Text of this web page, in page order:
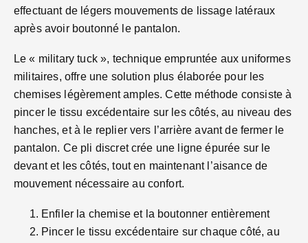
effectuant de légers mouvements de lissage latéraux
après avoir boutonné le pantalon.
Le « military tuck », technique empruntée aux uniformes
militaires, offre une solution plus élaborée pour les
chemises légèrement amples. Cette méthode consiste à
pincer le tissu excédentaire sur les côtés, au niveau des
hanches, et à le replier vers l’arrière avant de fermer le
pantalon. Ce pli discret crée une ligne épurée sur le
devant et les côtés, tout en maintenant l’aisance de
mouvement nécessaire au confort.
Enfiler la chemise et la boutonner entièrement
Pincer le tissu excédentaire sur chaque côté, au